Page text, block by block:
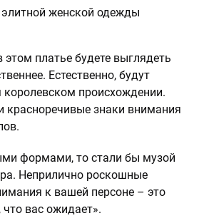
этом платье будете выглядеть
Естественно, будут
происхождении.
знаки внимания
формами, то стали бы музой
Неприлично роскошные
к вашей персоне – это
вас ожидает».